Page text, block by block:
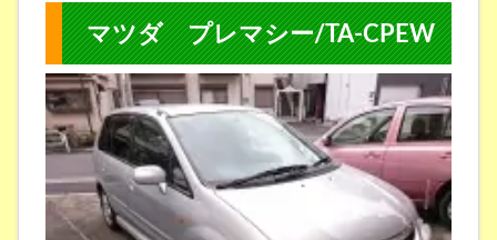
マツダ プレマシー/TA-CPEW